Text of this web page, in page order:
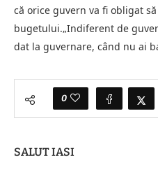
că orice guvern va fi obligat
bugetului.„Indiferent de
dat la guvernare, când nu ai
0
SALUT IASI